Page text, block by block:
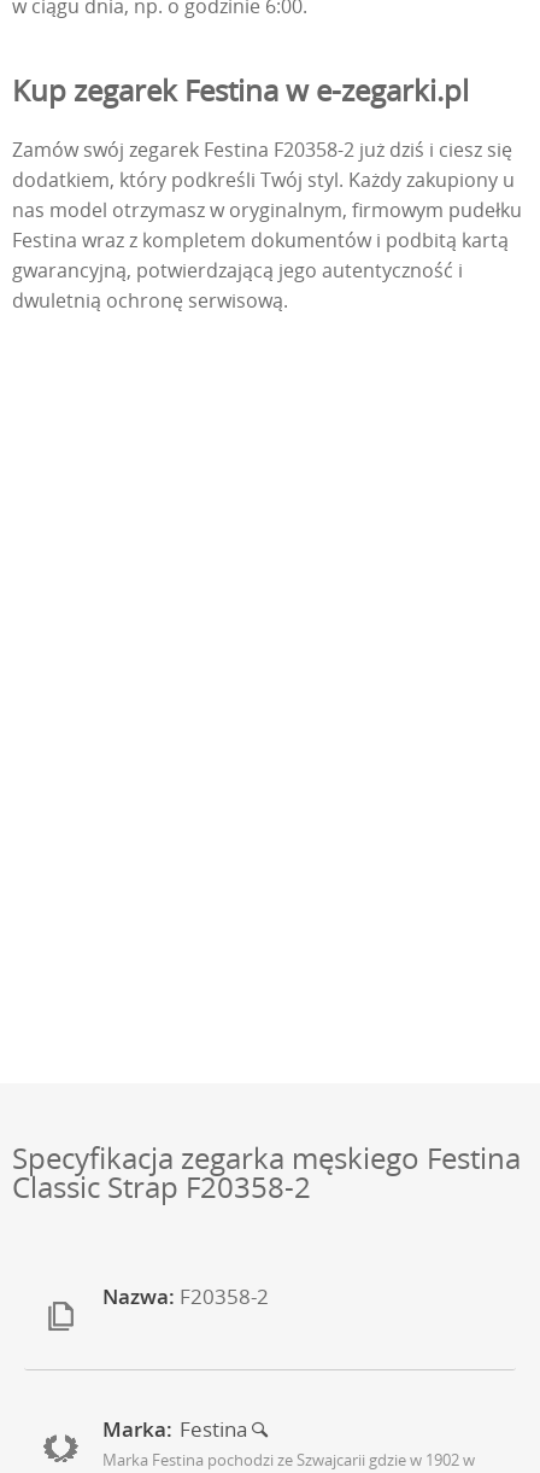
w ciągu dnia, np. o godzinie 6:00.
Kup zegarek Festina w e-zegarki.pl
Zamów swój zegarek Festina F20358-2 już dziś i ciesz się
dodatkiem, który podkreśli Twój styl. Każdy zakupiony u
nas model otrzymasz w oryginalnym, firmowym pudełku
Festina wraz z kompletem dokumentów i podbitą kartą
gwarancyjną, potwierdzającą jego autentyczność i
dwuletnią ochronę serwisową.
Specyfikacja zegarka męskiego Festina
Classic Strap F20358-2
Nazwa: F20358-2
Marka: Festina
Marka Festina pochodzi ze Szwajcarii gdzie w 1902 w